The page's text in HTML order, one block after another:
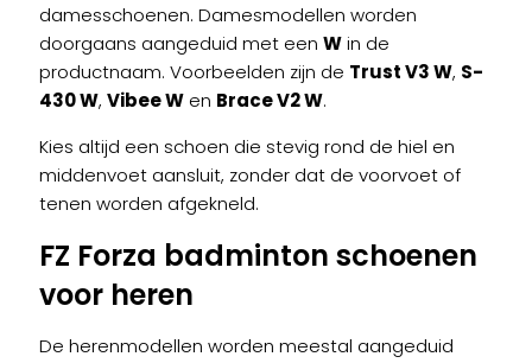
damesschoenen. Damesmodellen worden
doorgaans aangeduid met een Win de
productnaam. Voorbeelden zijn de Trust V3 W, S-
430 W, Vibee W en Brace V2 W.
Kies altijd een schoen die stevig rond de hiel en
middenvoet aansluit, zonder dat de voorvoet of
tenen worden afgekneld.
FZ Forza badminton schoenen
voor heren
De herenmodellen worden meestal aangeduid